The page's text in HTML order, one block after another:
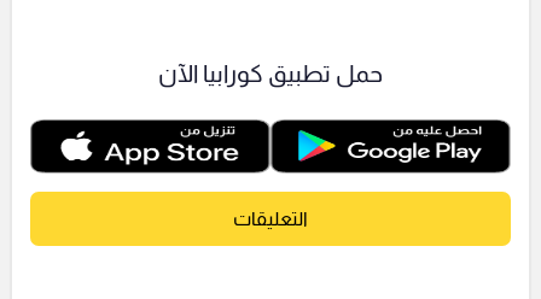
حمل تطبيق كورابيا الآن
التعليقات